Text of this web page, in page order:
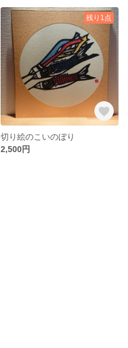
残り1点
切り絵のこいのぼり
2,500円